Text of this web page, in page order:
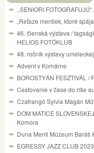
,,SENIORI
„Reťaze mentiek, ktoré
46. členská výstava /
HELIOS FOTÓKLUB
48. ročník výstavy
Advent v Komárne
BOROSTYÁN FESZTIVÁL /
Cestovanie v čase do ríše
Czafrangó Sylvia Magán
DOM MATICE
Komora
Duna Menti Múzeum Baráti
EGRESSY JAZZ CLUB